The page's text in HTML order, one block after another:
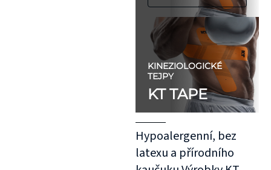
KINEZIOLOGICKÉ
TEJPY
KT TAPE
Hypoalergenní, bez
latexu a přírodního